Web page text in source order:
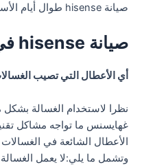
صيانة hisense طوال أيام الأسبوع.
صيانة hisense في دسوق
أي الأعطال التي تصيب
نظرا لاستخدام الغسالة بشكل
غهايسنس ما تواجه مشاكل
الأعطال الشائعة في
وتشمل ما يلي:لا يعمل